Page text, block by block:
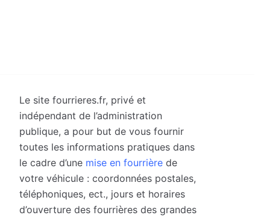
Le site fourrieres.fr, privé et
indépendant de l’administration
publique, a pour but de vous fournir
toutes les informations pratiques dans
le cadre d’une mise en fourrière de
votre véhicule : coordonnées postales,
téléphoniques, ect., jours et horaires
d’ouverture des fourrières des grandes